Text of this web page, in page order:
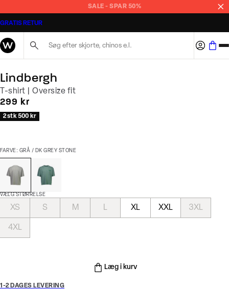
SALE - SPAR 50%
GRATIS RETUR
Lindbergh
T-shirt | Oversize fit
I alt (inkl. rabat)
299 kr
2 stk 500 kr
FARVE: GRÅ / DK GREY STONE
VÆLG STØRRELSE
XS S M L XL XXL 3XL
4XL
Læg i kurv
1-2 DAGES LEVERING